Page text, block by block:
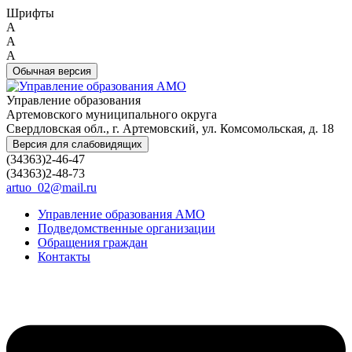
Шрифты
A
A
A
Обычная версия
Управление образования
Артемовского муниципального округа
Свердловская обл., г. Артемовский, ул. Комсомольская, д. 18
Версия для слабовидящих
(34363)2-46-47
(34363)2-48-73
artuo_02@mail.ru
Управление образования АМО
Подведомственные организации
Обращения граждан
Контакты